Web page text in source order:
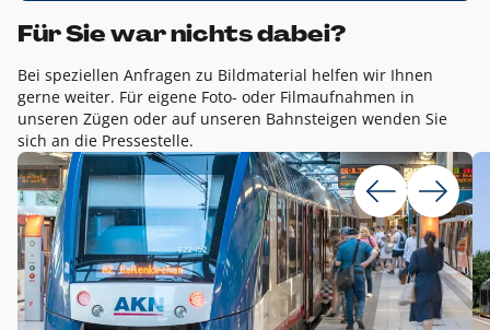
Für Sie war nichts dabei?
Bei speziellen Anfragen zu Bildmaterial helfen wir Ihnen
gerne weiter. Für eigene Foto- oder Filmaufnahmen in
unseren Zügen oder auf unseren Bahnsteigen wenden Sie
sich an die Pressestelle.